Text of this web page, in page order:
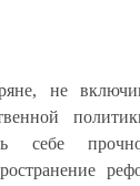
не
себе